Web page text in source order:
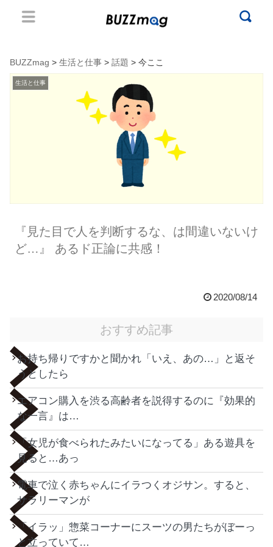
BUZZmag > 生活と仕事 > 話題 > 今ここ
生活と仕事
『見た目で人を判断するな、は間違いないけ
ど…』 あるド正論に共感！
2020/08/14
おすすめ記事
お持ち帰りですかと聞かれ「いえ、あの…」と返そ
うとしたら
エアコン購入を渋る高齢者を説得するのに『効果的
な一言』は…
「女児が食べられたみたいになってる」ある遊具を
見ると…あっ
電車で泣く赤ちゃんにイラつくオジサン。すると、
サラリーマンが
「イラッ」惣菜コーナーにスーツの男たちがぼーっ
と立っていて…